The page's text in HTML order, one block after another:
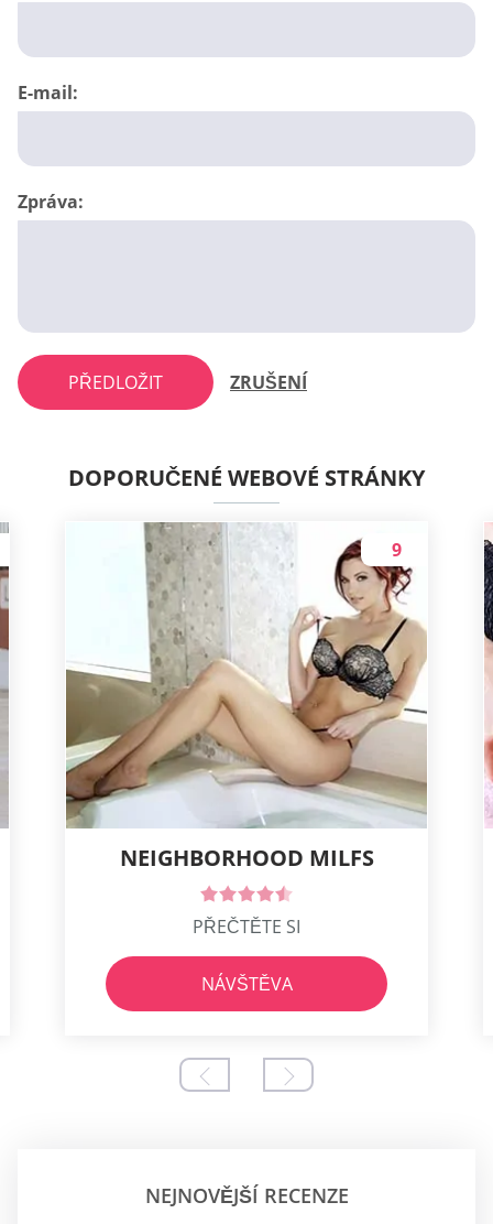
E-mail:
Zpráva:
PŘEDLOŽIT ZRUŠENÍ
DOPORUČENÉ WEBOVÉ STRÁNKY
NEIGHBORHOOD MILFS
9
PŘEČTĚTE SI
NÁVŠTĚVA
NEJNOVĚJŠÍ RECENZE